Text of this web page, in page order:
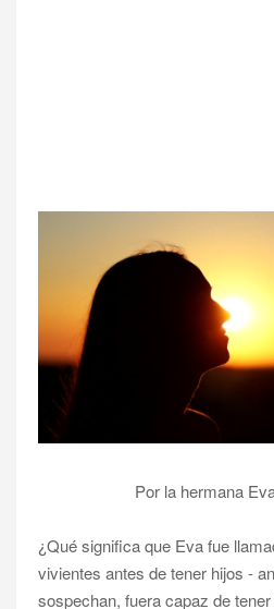
Por la hermana
¿Qué significa que Eva fue
vivientes antes de tener hijos -
sospechan, fuera capaz de